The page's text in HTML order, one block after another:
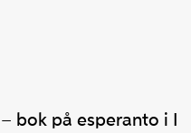
bok på esperanto i I